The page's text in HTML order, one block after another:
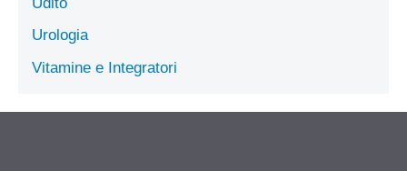
Urologia
Vitamine e Integratori